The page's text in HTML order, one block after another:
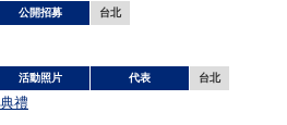
公開招募 台北
活動照片 代表 台北
禮